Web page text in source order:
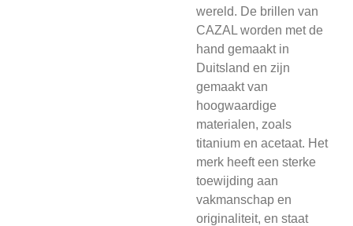
wereld. De brillen van
CAZAL worden met de
hand gemaakt in
Duitsland en zijn
gemaakt van
hoogwaardige
materialen, zoals
titanium en acetaat. Het
merk heeft een sterke
toewijding aan
vakmanschap en
originaliteit, en staat